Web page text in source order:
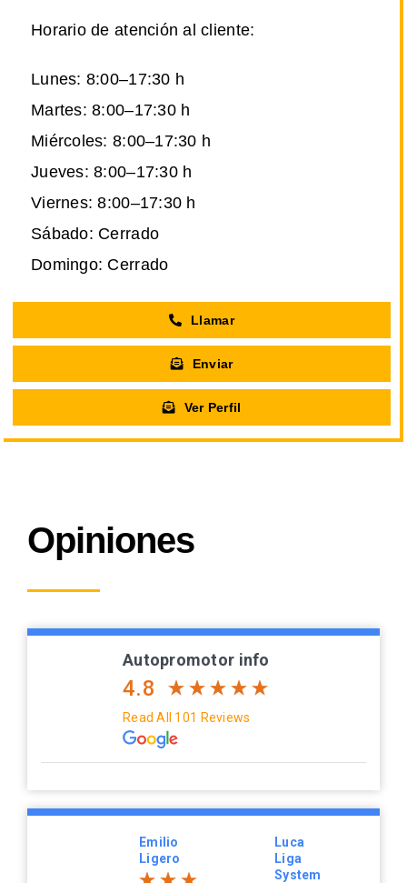
Horario de atención al cliente:
Lunes: 8:00–17:30 h
Martes: 8:00–17:30 h
Miércoles: 8:00–17:30 h
Jueves: 8:00–17:30 h
Viernes: 8:00–17:30 h
Sábado: Cerrado
Domingo: Cerrado
Llamar
Enviar
Ver Perfil
Opiniones
Autopromotor info
4.8
Read All 101 Reviews
Emilio
Ligero
Luca
Liga
System